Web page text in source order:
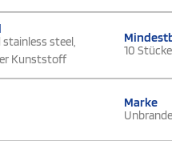
stainless steel,
Kunststoff
10 Stücke
Marke